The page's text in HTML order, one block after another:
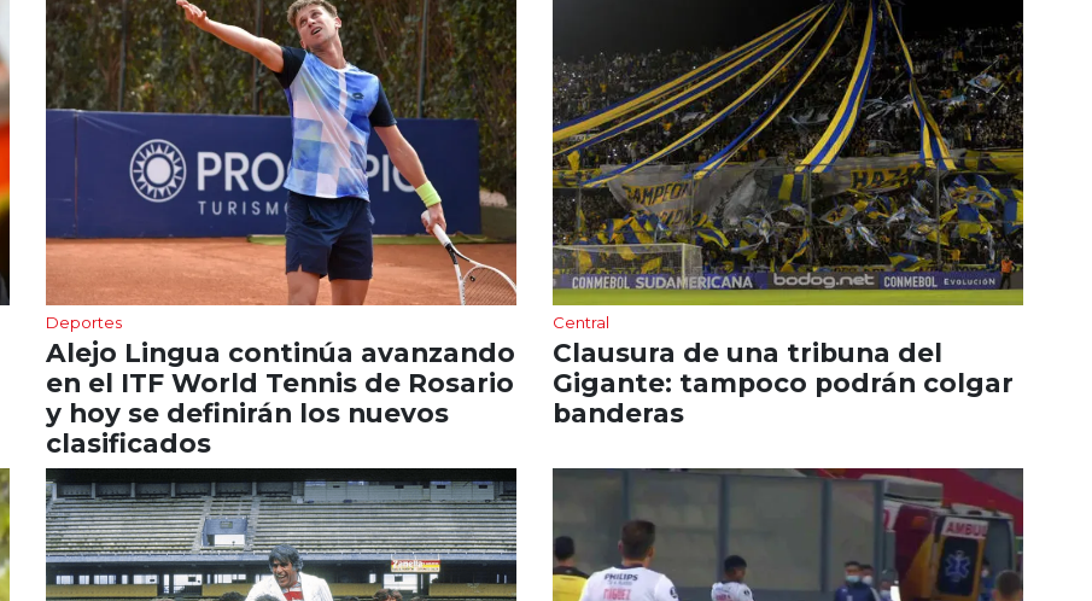
Deportes
Alejo Lingua continúa avanzando
en el ITF World Tennis de Rosario
y hoy se definirán los nuevos
clasificados
Central
Clausura de una tribuna del
Gigante: tampoco podrán colgar
banderas